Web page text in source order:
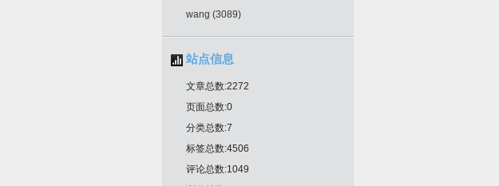
wang (3089)
站点信息
文章总数:2272
页面总数:0
分类总数:7
标签总数:4506
评论总数:1049